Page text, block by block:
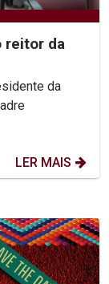
reitor da
da
LER MAIS